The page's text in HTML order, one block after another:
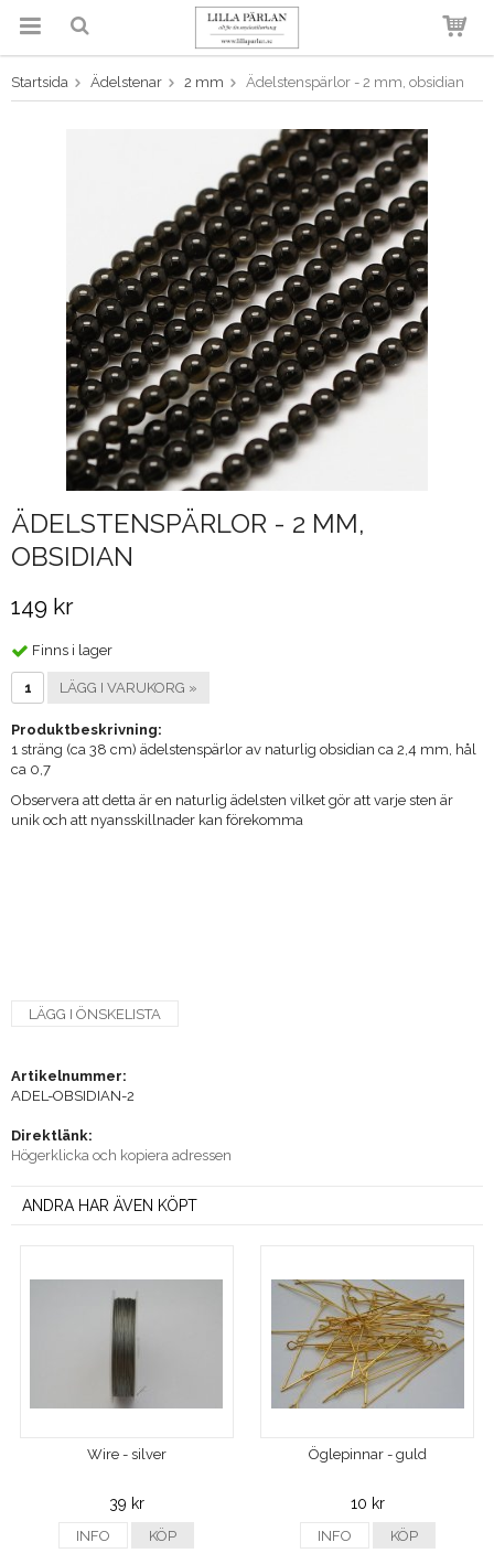
Produkten har blivit tillagd i
varukorgen
Startsida Ädelstenar 2 mm Ädelstenspärlor - 2 mm, obsidian
ÄDELSTENSPÄRLOR - 2 MM,
OBSIDIAN
149 kr
Finns i lager
LÄGG I VARUKORG »
Produktbeskrivning:
1 sträng (ca 38 cm) ädelstenspärlor av naturlig obsidian ca 2,4 mm, hål
ca 0,7
Observera att detta är en naturlig ädelsten vilket gör att varje sten är
unik och att nyansskillnader kan förekomma
LÄGG I ÖNSKELISTA
Artikelnummer:
ADEL-OBSIDIAN-2
Direktlänk:
Högerklicka och kopiera adressen
ANDRA HAR ÄVEN KÖPT
Wire - silver
39 kr
INFO KÖP
Öglepinnar - guld
10 kr
INFO KÖP